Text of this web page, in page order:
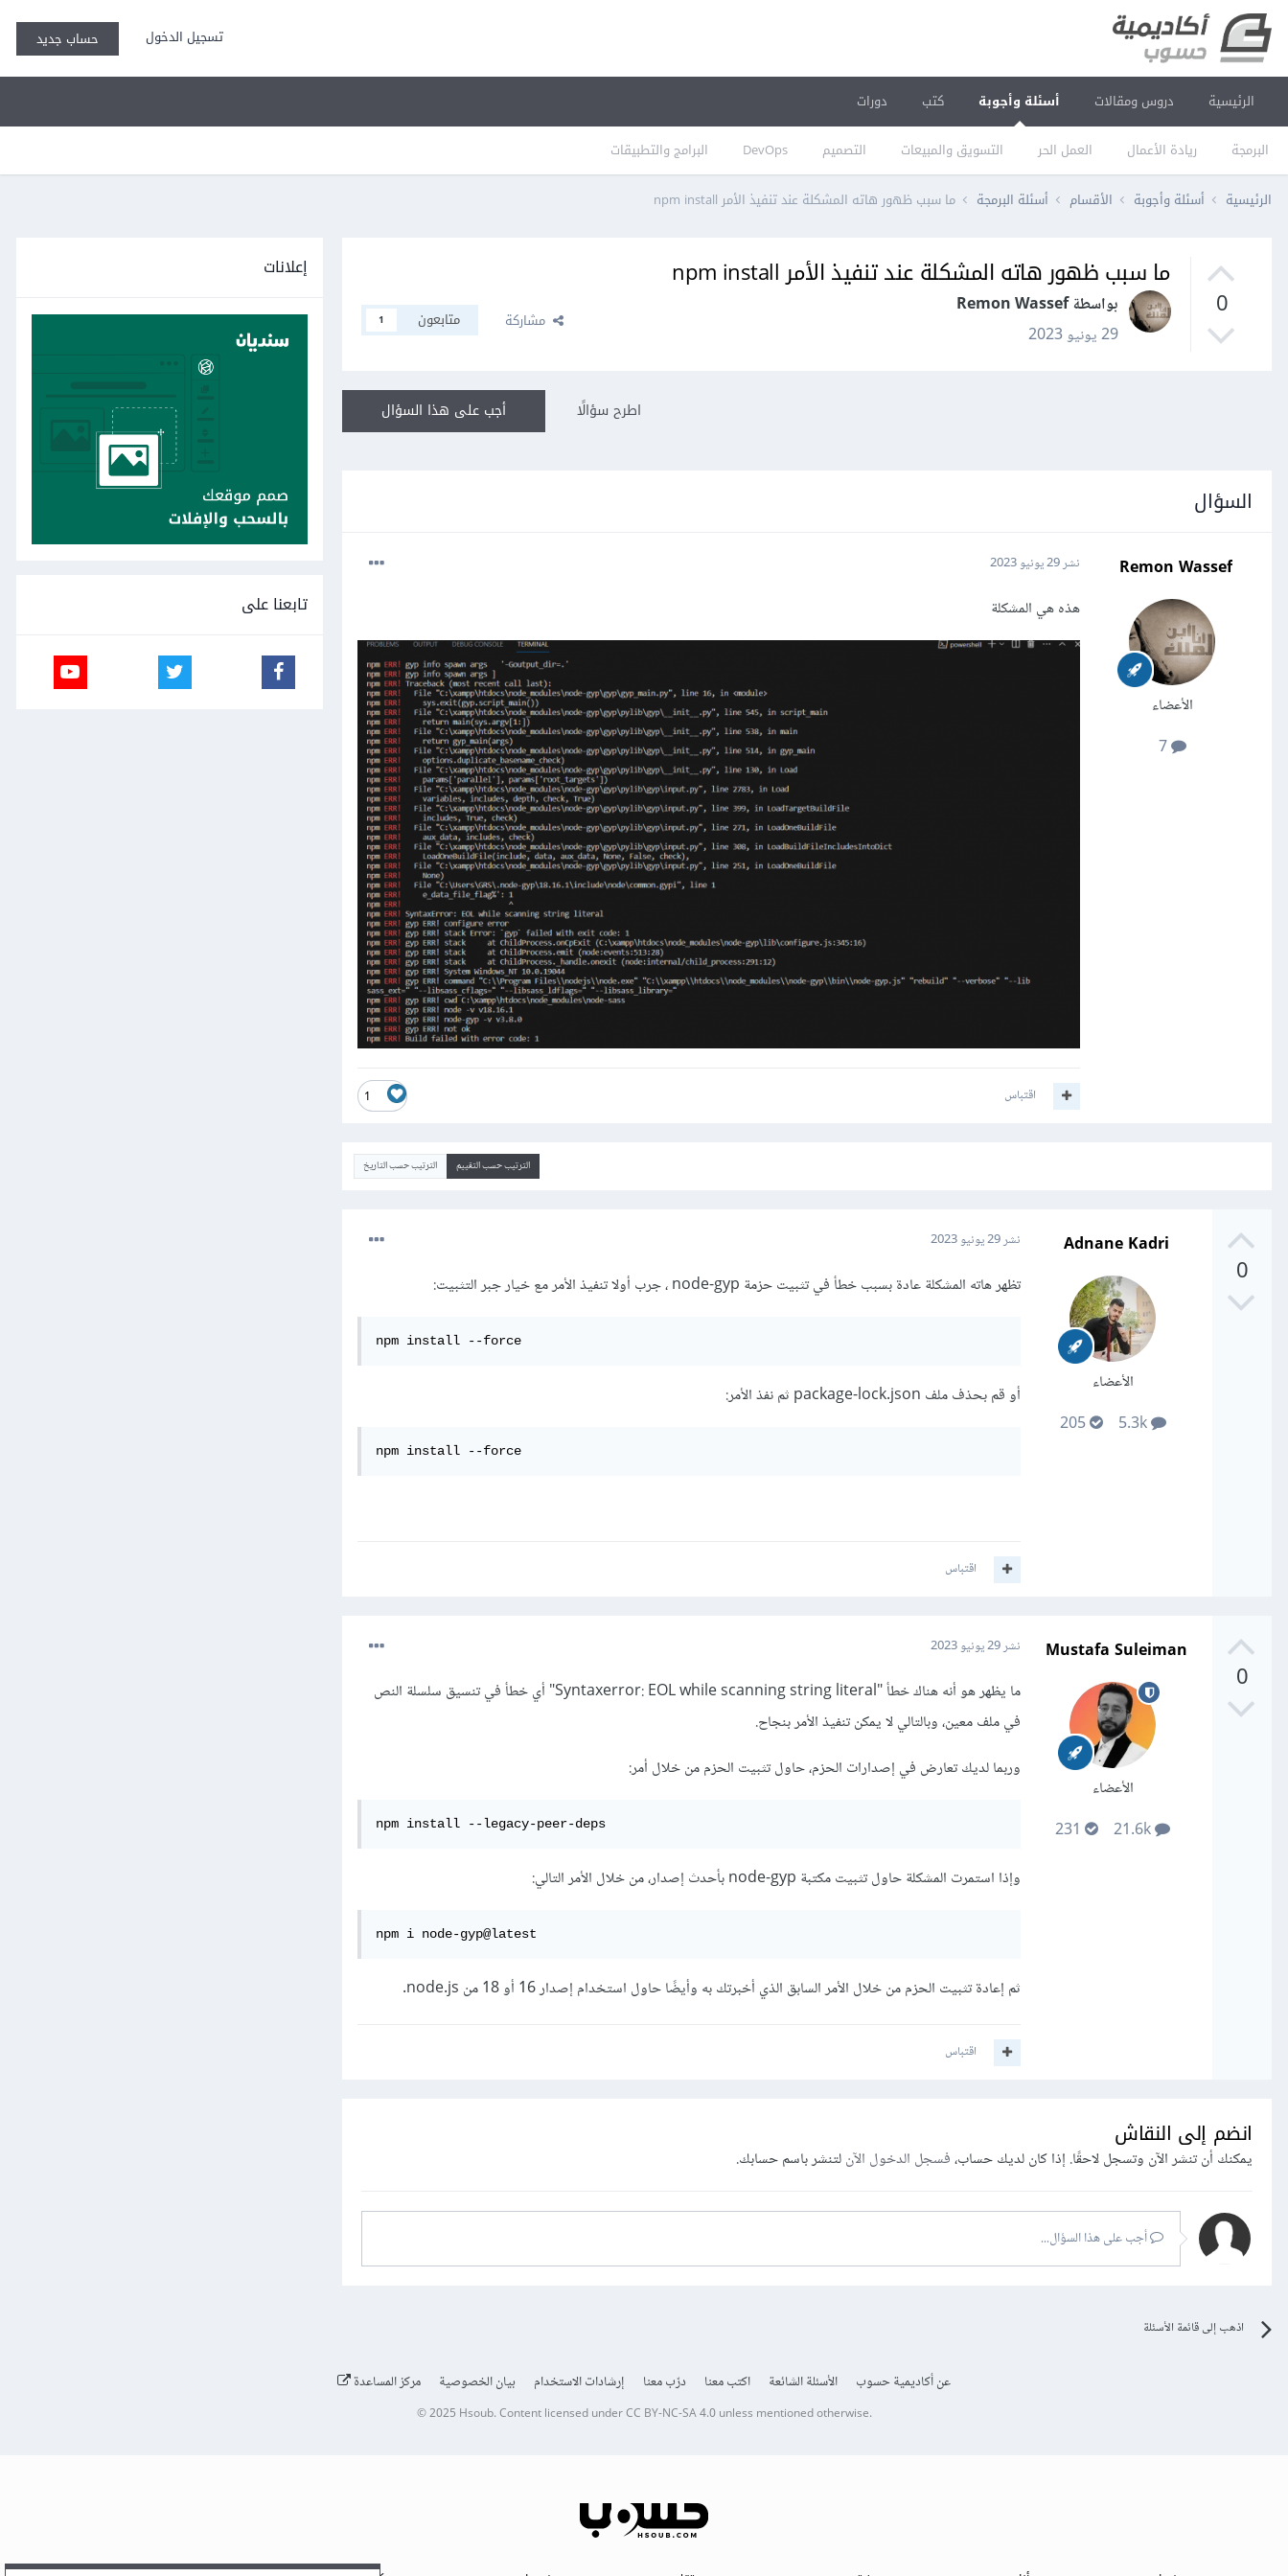
تسجيل الدخول حساب جديد
الرئيسية دروس ومقالات أسئلة وأجوبة
البرمجة ريادة الأعمال العمل الحر التسويق والمبيعات التصميم DevOps البرامج والتطبيقات
كتب دورات
الرئيسية أسئلة وأجوبة الأقسام أسئلة البرمجة ما سبب ظهور هاته المشكلة عند تنفيذ الأمر npm install
0
ما سبب ظهور هاته المشكلة عند تنفيذ الأمر npm install
بواسطة Remon Wassef
29 يونيو 2023
مشاركة متابعون 1
أجب على هذا السؤال اطرح سؤالًا
السؤال
Remon Wassef
الأعضاء
7
نشر29 يونيو 2023
هذه هي المشكلة
1 اقتباس
الترتيب حسب التقييم الترتيب حسب التاريخ
0
Adnane Kadri
الأعضاء
5.3k
205
نشر29 يونيو 2023
تظهر هاته المشكلة عادة بسبب خطأ في تثبيت حزمة node-gyp ، جرب أولا تنفيذ الأمر مع خيار جبر التثبيت:
npm install --force
أو قم بحذف ملف package-lock.json ثم نفذ الأمر:
npm install --force
اقتباس
0
Mustafa Suleiman
الأعضاء
نشر29 يونيو 2023
ما يظهر هو أنه هناك خطأ "Syntaxerror: EOL while scanning string literal" أي خطأ في تنسيق سلسلة النص
في ملف معين، وبالتالي لا يمكن تنفيذ الأمر بنجاح.
وربما لديك تعارض في إصدارات الحزم، حاول تثبيت الحزم من خلال أمر:
npm install --legacy-peer-deps
وإذا استمرت المشكلة حاول تثبيت مكتبة node-gyp بأحدث إصدار، من خلال الأمر التالي:
npm i node-gyp@latest
ثم إعادة تثبيت الحزم من خلال الأمر السابق الذي أخبرتك به وأيضًا حاول استخدام إصدار 16 أو 18 من node.js.
اقتباس
انضم إلى النقاش
يمكنك أن تنشر الآن وتسجل لاحقًا. إذا كان لديك حساب،فسجل الدخول الآنلتنشر باسم حسابك.
أجب على هذا السؤال...
اذهب إلى قائمة الأسئلة
إعلانات
تابعنا على
عن أكاديمية حسوب الأسئلة الشائعة اكتب معنا درّب معنا إرشادات الاستخدام بيان الخصوصية مركز المساعدة
© 2025 Hsoub.Content licensed underCC BY-NC-SA 4.0unless mentioned otherwise.